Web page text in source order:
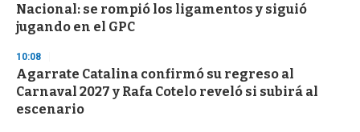
Nacional: se rompió los ligamentos y siguió
jugando en el GPC
10:08
Agarrate Catalina confirmó su regreso al
Carnaval 2027 y Rafa Cotelo reveló si subirá al
escenario